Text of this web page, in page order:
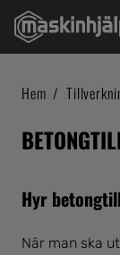
Hem /
Hyr
När man ska